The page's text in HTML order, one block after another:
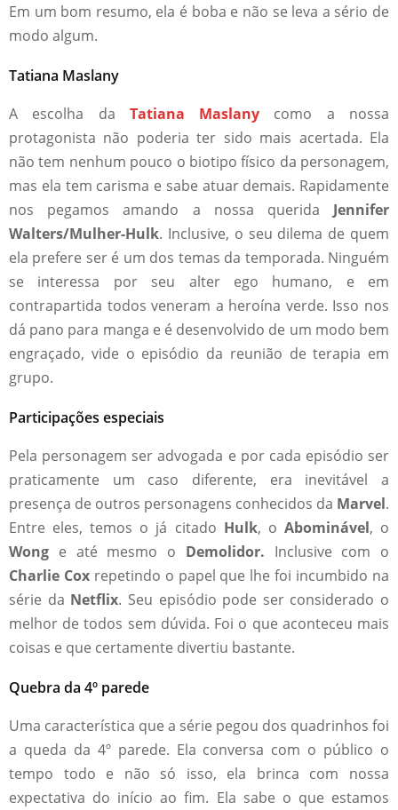
Em um bom resumo, ela é boba e não se leva a sério de
modo algum.
Tatiana Maslany
A escolha da Tatiana Maslany como a nossa
protagonista não poderia ter sido mais acertada. Ela
não tem nenhum pouco o biotipo físico da personagem,
mas ela tem carisma e sabe atuar demais. Rapidamente
nos pegamos amando a nossa querida Jennifer
Walters/Mulher-Hulk. Inclusive, o seu dilema de quem
ela prefere ser é um dos temas da temporada. Ninguém
se interessa por seu alter ego humano, e em
contrapartida todos veneram a heroína verde. Isso nos
dá pano para manga e é desenvolvido de um modo bem
engraçado, vide o episódio da reunião de terapia em
grupo.
Participações especiais
Pela personagem ser advogada e por cada episódio ser
praticamente um caso diferente, era inevitável a
presença de outros personagens conhecidos da Marvel.
Entre eles, temos o já citado Hulk, o Abominável, o
Wong e até mesmo o Demolidor. Inclusive com o
Charlie Coxrepetindo o papel que lhe foi incumbido na
série da Netflix. Seu episódio pode ser considerado o
melhor de todos sem dúvida. Foi o que aconteceu mais
coisas e que certamente divertiu bastante.
Quebra da 4º parede
Uma característica que a série pegou dos quadrinhos foi
a queda da 4º parede. Ela conversa com o público o
tempo todo e não só isso, ela brinca com nossa
expectativa do início ao fim. Ela sabe o que estamos